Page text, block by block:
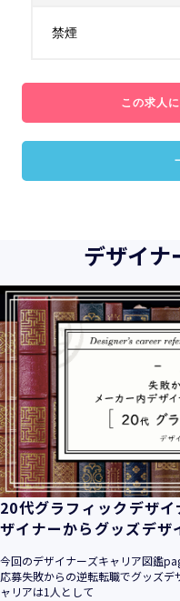
禁煙
この求人
デザイナ
20代グラフィックデザ
ザイナーからグッズデザ
今回のデザイナーズキャリア図鑑
応募失敗からの逆転転職でグッズ
ャリアは1人として